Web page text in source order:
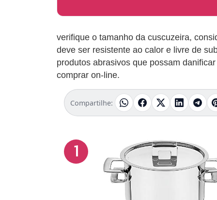
verifique o tamanho da cuscuzeira,
deve ser resistente ao calor e livre de
produtos abrasivos que possam
comprar on-line.
Compartilhe:
1